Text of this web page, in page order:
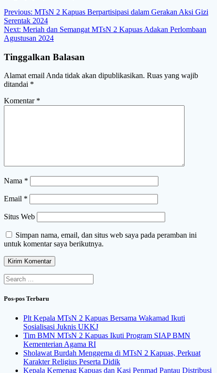
Navigasi
pos
Previous: Previous
post:
MTsN 2 Kapuas Berpartisipasi dalam Gerakan Aksi Gizi
Serentak 2024
Next: Next
post:
Meriah dan Semangat MTsN 2 Kapuas Adakan Perlombaan
Agustusan 2024
Tinggalkan Balasan
Alamat email Anda tidak akan dipublikasikan. Ruas yang wajib
ditandai *
Komentar *
Nama *
Email *
Situs Web
Simpan nama, email, dan situs web saya pada peramban ini
untuk komentar saya berikutnya.
Search
for:
Pos-pos Terbaru
Plt Kepala MTsN 2 Kapuas Bersama Wakamad Ikuti
Sosialisasi Juknis UKKJ
Tim BMN MTsN 2 Kapuas Ikuti Program SIAP BMN
Kementerian Agama RI
Sholawat Burdah Menggema di MTsN 2 Kapuas, Perkuat
Karakter Religius Peserta Didik
Kepala Kemenag Kapuas dan Kasi Penmad Pantau Distribusi